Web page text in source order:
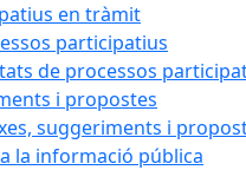
en tràmit
participatius
de processos
i propostes
suggeriments i
a la informació pública